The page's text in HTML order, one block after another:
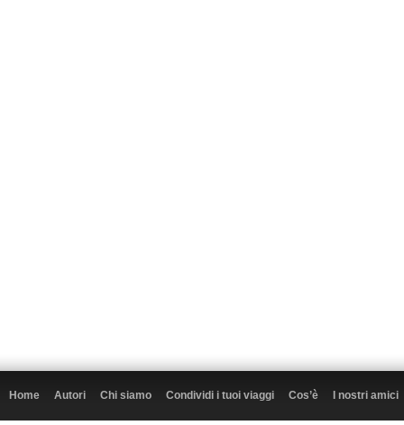
Home Autori Chi siamo Condividi i tuoi viaggi Cos’è I nostri amici